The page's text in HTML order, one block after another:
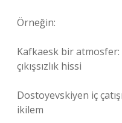
Örneğin:
Kafkaesk bir atmosfer:
çıkışsızlık hissi
Dostoyevskiyen iç
ikilem